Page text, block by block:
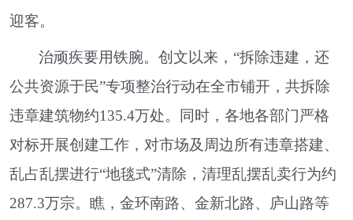
迎客。
治顽疾要用铁腕。创文以来，“拆除违建，还
公共资源于民”专项整治行动在全市铺开，共拆除
违章建筑物约135.4万处。同时，各地各部门严格
对标开展创建工作，对市场及周边所有违章搭建、
乱占乱摆进行“地毯式”清除，清理乱摆乱卖行为约
287.3万宗。瞧，金环南路、金新北路、庐山路等